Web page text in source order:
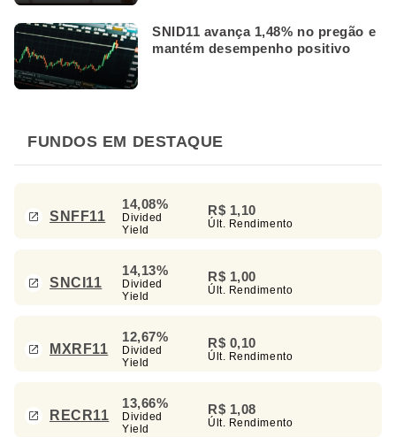
SNID11 avança 1,48% no pregão e
mantém desempenho positivo
FUNDOS EM DESTAQUE
SNFF11
14,08%
Divided
Yield
R$ 1,10
Últ. Rendimento
SNCI11
14,13%
Divided
Yield
R$ 1,00
Últ. Rendimento
MXRF11
12,67%
Divided
Yield
R$ 0,10
Últ. Rendimento
RECR11
13,66%
Divided
Yield
R$ 1,08
Últ. Rendimento